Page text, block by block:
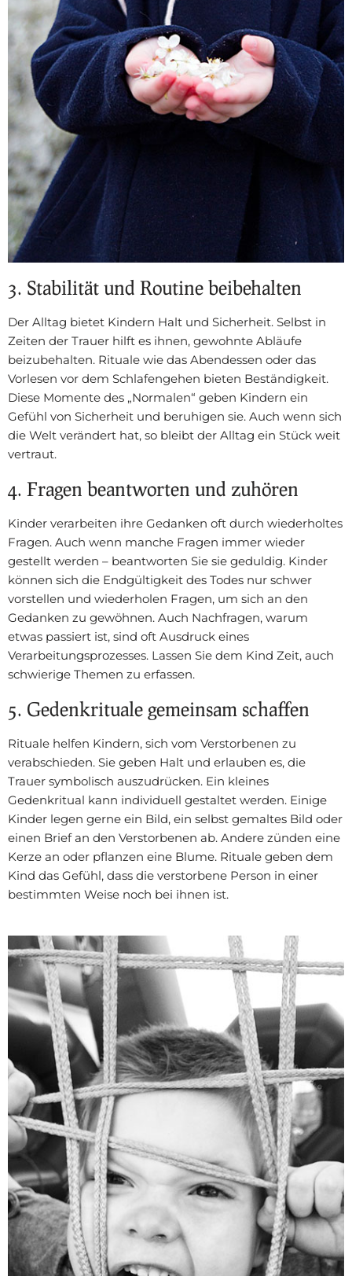
3. Stabilität und Routine beibehalten
Der Alltag bietet Kindern Halt und Sicherheit. Selbst in
Zeiten der Trauer hilft es ihnen, gewohnte Abläufe
beizubehalten. Rituale wie das Abendessen oder das
Vorlesen vor dem Schlafengehen bieten Beständigkeit.
Diese Momente des „Normalen“ geben Kindern ein
Gefühl von Sicherheit und beruhigen sie. Auch wenn sich
die Welt verändert hat, so bleibt der Alltag ein Stück weit
vertraut.
4. Fragen beantworten und zuhören
Kinder verarbeiten ihre Gedanken oft durch wiederholtes
Fragen. Auch wenn manche Fragen immer wieder
gestellt werden – beantworten Sie sie geduldig. Kinder
können sich die Endgültigkeit des Todes nur schwer
vorstellen und wiederholen Fragen, um sich an den
Gedanken zu gewöhnen. Auch Nachfragen, warum
etwas passiert ist, sind oft Ausdruck eines
Verarbeitungsprozesses. Lassen Sie dem Kind Zeit, auch
schwierige Themen zu erfassen.
5. Gedenkrituale gemeinsam schaffen
Rituale helfen Kindern, sich vom Verstorbenen zu
verabschieden. Sie geben Halt und erlauben es, die
Trauer symbolisch auszudrücken. Ein kleines
Gedenkritual kann individuell gestaltet werden. Einige
Kinder legen gerne ein Bild, ein selbst gemaltes Bild oder
einen Brief an den Verstorbenen ab. Andere zünden eine
Kerze an oder pflanzen eine Blume. Rituale geben dem
Kind das Gefühl, dass die verstorbene Person in einer
bestimmten Weise noch bei ihnen ist.